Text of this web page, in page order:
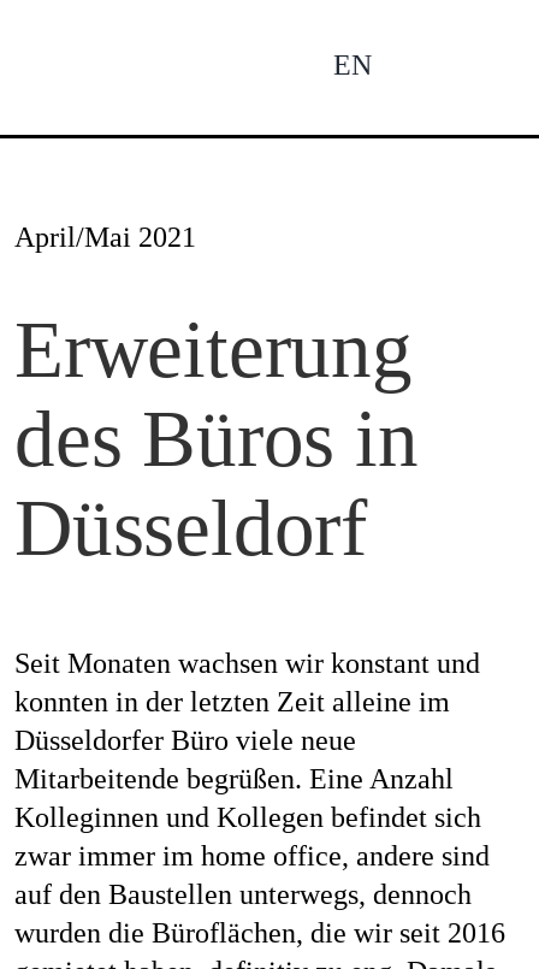
EN
April/Mai 2021
Erweiterung
des Büros in
Düsseldorf
Seit Monaten wachsen wir konstant und
konnten in der letzten Zeit alleine im
Düsseldorfer Büro viele neue
Mitarbeitende begrüßen. Eine Anzahl
Kolleginnen und Kollegen befindet sich
zwar immer im home office, andere sind
auf den Baustellen unterwegs, dennoch
wurden die Büroflächen, die wir seit 2016